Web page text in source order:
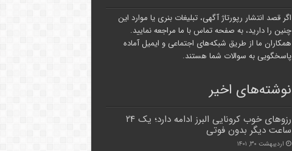
اگر قصد انتشار رپورتاژ آگهی، تبلیغات بنری یا موارد این
چنین را دارید، به صفحه تماس با ما مراجعه نمایید.
همکاران ما از طریق شبکه‌های اجتماعی و ایمیل آماده
پاسخگویی به سوالات شما هستند.
نوشته‌های اخیر
رزو‌های خوب کرونایی البرز ادامه دارد؛ یک ۲۴
ساعت دیگر بدون فوتی
اردیبهشت ۳۰, ۱۴۰۱